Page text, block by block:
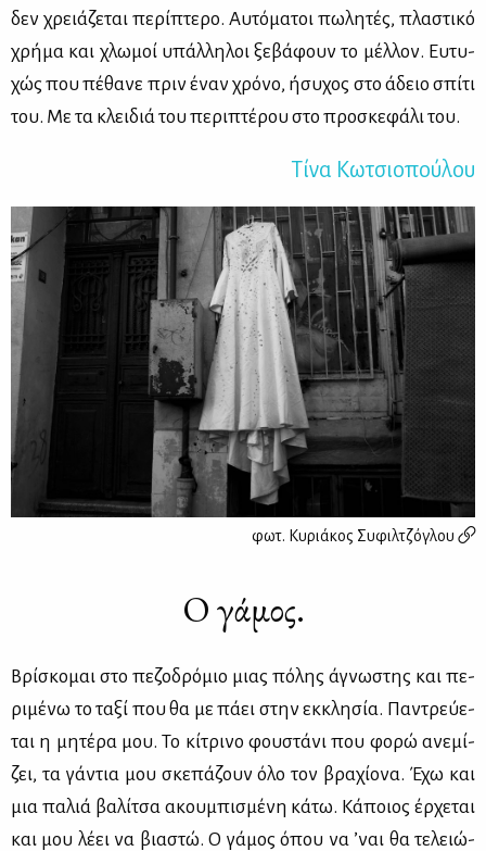
δεν χρειά­ζε­ται πε­ρί­πτε­ρο. Αυ­τό­μα­τοι πω­λη­τές, πλα­στι­κό
χρή­μα και χλω­μοί υπάλ­λη­λοι ξε­βά­φουν το μέλ­λον. Ευ­τυ­
χώς που πέ­θα­νε πριν έναν χρό­νο, ήσυ­χος στο άδειο σπί­τι
του. Με τα κλει­διά του πε­ρι­πτέ­ρου στο προ­σκε­φά­λι του.
Τί­να Κω­τσιο­πού­λου
φωτ. Κυριάκος Συφιλτζόγλου
Ο γάμος.
Βρί­σκο­μαι στο πε­ζο­δρό­μιο μιας πό­λης άγνω­στης και πε­
ρι­μέ­νω το τα­ξί που θα με πά­ει στην εκ­κλη­σία. Πα­ντρεύ­ε­
ται η μη­τέ­ρα μου. Το κί­τρι­νο φου­στά­νι που φο­ρώ ανε­μί­
ζει, τα γά­ντια μου σκε­πά­ζουν όλο τον βρα­χί­ο­να. Έχω και
μια πα­λιά βα­λί­τσα ακου­μπι­σμέ­νη κά­τω. Κά­ποιος έρ­χε­ται
και μου λέ­ει να βια­στώ. Ο γά­μος όπου να ’ναι θα τε­λειώ­